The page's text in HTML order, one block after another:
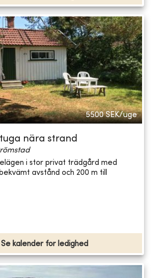
5500 SEK/uge
nära strand
i stor privat trädgård med
avstånd och 200 m till
Se kalender for ledighed